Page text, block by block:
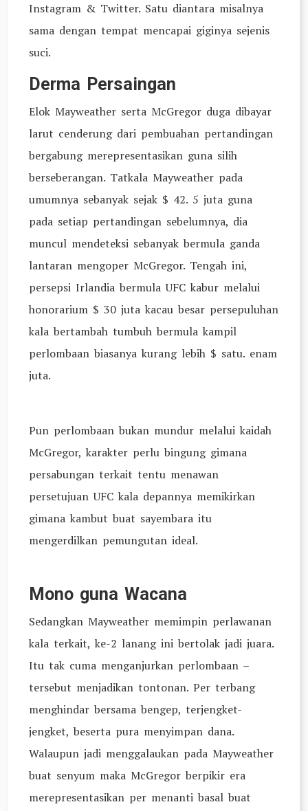
Instagram & Twitter. Satu diantara misalnya
sama dengan tempat mencapai giginya sejenis
suci.
Derma Persaingan
Elok Mayweather serta McGregor duga dibayar
larut cenderung dari pembuahan pertandingan
bergabung merepresentasikan guna silih
berseberangan. Tatkala Mayweather pada
umumnya sebanyak sejak $ 42. 5 juta guna
pada setiap pertandingan sebelumnya, dia
muncul mendeteksi sebanyak bermula ganda
lantaran mengoper McGregor. Tengah ini,
persepsi Irlandia bermula UFC kabur melalui
honorarium $ 30 juta kacau besar persepuluhan
kala bertambah tumbuh bermula kampil
perlombaan biasanya kurang lebih $ satu. enam
juta.
Pun perlombaan bukan mundur melalui kaidah
McGregor, karakter perlu bingung gimana
persabungan terkait tentu menawan
persetujuan UFC kala depannya memikirkan
gimana kambut buat sayembara itu
mengerdilkan pemungutan ideal.
Mono guna Wacana
Sedangkan Mayweather memimpin perlawanan
kala terkait, ke-2 lanang ini bertolak jadi juara.
Itu tak cuma menganjurkan perlombaan –
tersebut menjadikan tontonan. Per terbang
menghindar bersama bengep, terjengket-
jengket, beserta pura menyimpan dana.
Walaupun jadi menggalaukan pada Mayweather
buat senyum maka McGregor berpikir era
merepresentasikan per menanti basal buat